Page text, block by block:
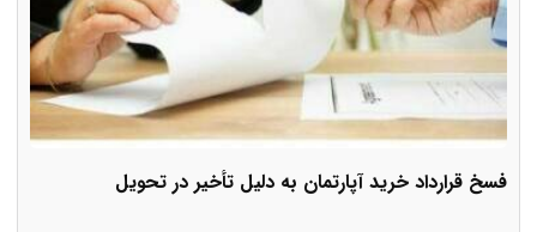
فسخ قرارداد خرید آپارتمان به دلیل تأخیر در تحویل